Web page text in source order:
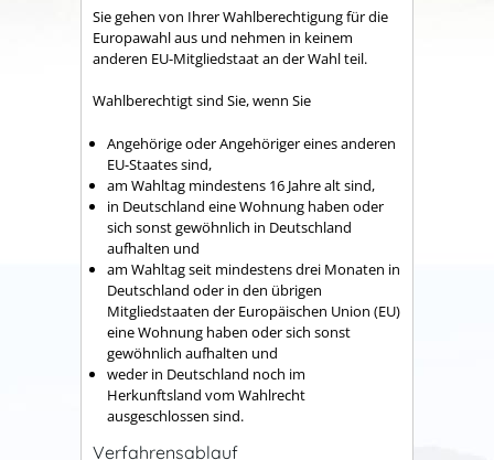
Sie gehen von Ihrer Wahlberechtigung für die
Europawahl aus und nehmen in keinem
anderen EU-Mitgliedstaat an der Wahl teil.
Wahlberechtigt sind Sie, wenn Sie
Angehörige oder Angehöriger eines anderen
EU-Staates sind,
am Wahltag mindestens 16 Jahre alt sind,
in Deutschland eine Wohnung haben oder
sich sonst gewöhnlich in Deutschland
aufhalten und
am Wahltag seit mindestens drei Monaten in
Deutschland oder in den übrigen
Mitgliedstaaten der Europäischen Union (EU)
eine Wohnung haben oder sich sonst
gewöhnlich aufhalten und
weder in Deutschland noch im
Herkunftsland vom Wahlrecht
ausgeschlossen sind.
Verfahrensablauf